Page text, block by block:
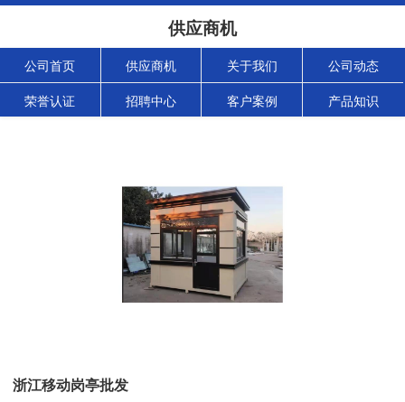
供应商机
公司首页 供应商机 关于我们 公司动态
荣誉认证 招聘中心 客户案例 产品知识
浙江移动岗亭批发